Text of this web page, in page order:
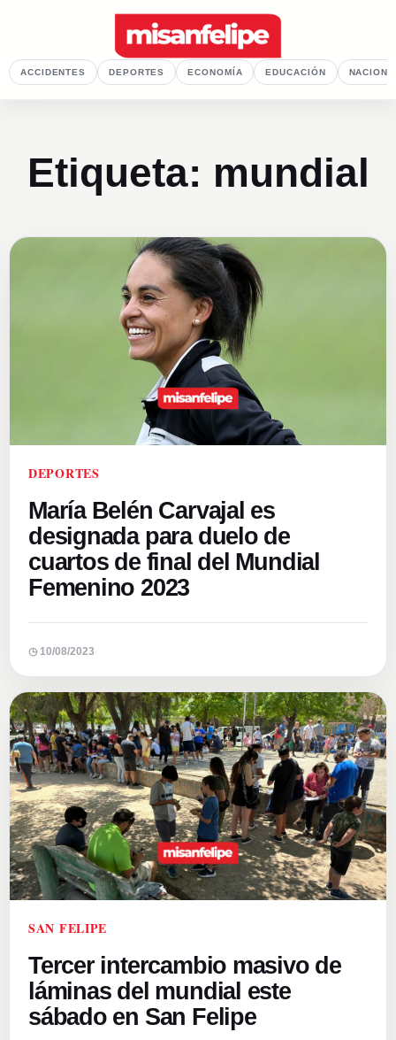
ACCIDENTES DEPORTES ECONOMÍA EDUCACIÓN
Etiqueta: mundial
DEPORTES
María Belén Carvajal es
designada para duelo de
cuartos de final del Mundial
Femenino 2023
◷ 10/08/2023
SAN FELIPE
Tercer intercambio masivo de
láminas del mundial este
sábado en San Felipe